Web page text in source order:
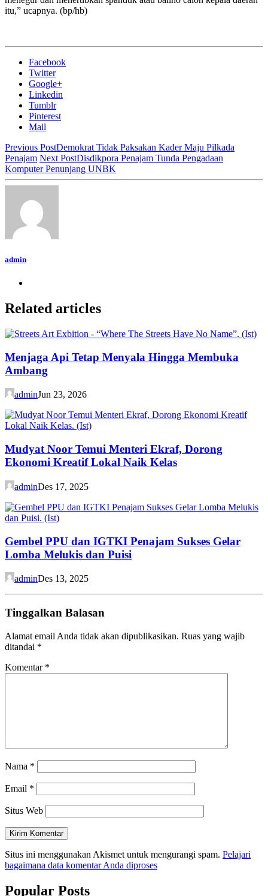
itu,” ucapnya. (bp/hb)
Facebook
Twitter
Google+
Linkedin
Tumblr
Pinterest
Mail
Previous PostDemokrat Tidak Paksakan Kader Maju Pilkada
Penajam Next PostDisdikpora Penajam Tunda Pengadaan
Komputer Penunjang UNBK
admin
Related articles
Menjaga Api Tetap Menyala Hingga Membuka
Ambang
adminJun 23, 2026
Mudyat Noor Temui Menteri Ekraf, Dorong
Ekonomi Kreatif Lokal Naik Kelas
adminDes 17, 2025
Gembel PPU dan IGTKI Penajam Sukses Gelar
Lomba Melukis dan Puisi
adminDes 13, 2025
Tinggalkan Balasan
Alamat email Anda tidak akan dipublikasikan. Ruas yang wajib
ditandai *
Komentar *
Nama *
Email *
Situs Web
Situs ini menggunakan Akismet untuk mengurangi spam. Pelajari
bagaimana data komentar Anda diproses
Popular Posts